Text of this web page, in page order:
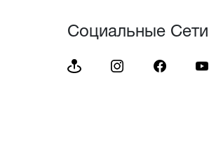
Социальные Сети